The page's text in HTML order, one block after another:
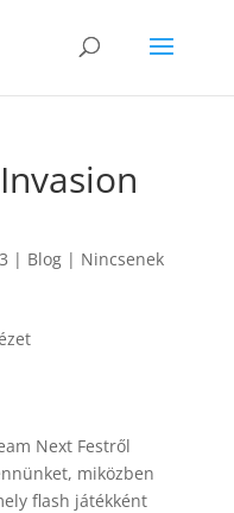
| Blog| Nincsenek
Next Festről
miközben
flash játékként